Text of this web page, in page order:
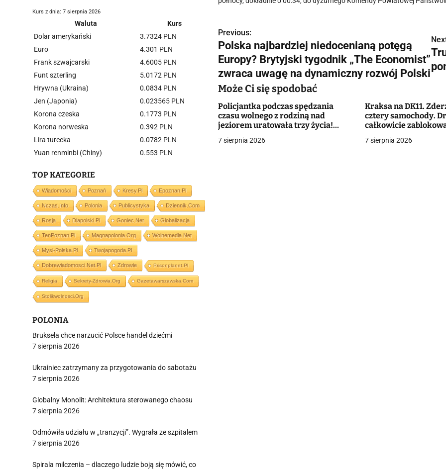
N
a
w
i
g
a
Previous:
Polska najbardziej niedocenianą potęgą
Europy? Brytyjski tygodnik „The Economist”
zwraca uwagę na dynamiczny rozwój Polski
Może Ci się spodobać
Policjantka podczas spędzania
czasu wolnego z rodziną nad
jeziorem uratowała trzy życia!
7 sierpnia 2026
Kraksa na DK11.
cztery samochody.
całkowicie
7 sierpnia 2026
Kurs z dnia: 7 sierpnia 2026
Waluta
Kurs
Dolar amerykański
3.7324 PLN
Euro
4.301 PLN
Frank szwajcarski
4.6005 PLN
Funt szterling
5.0172 PLN
Hrywna (Ukraina)
0.0834 PLN
Jen (Japonia)
0.023565 PLN
Korona czeska
0.1773 PLN
Korona norweska
0.392 PLN
Lira turecka
0.0782 PLN
Yuan renminbi (Chiny)
0.553 PLN
TOP KATEGORIE
Wiadomości Poznań Kresy.pl Epoznan.pl
Nczas.info Polonia Publicystyka Dziennik.com
Rosja Dlapolski.pl Goniec.net Globalizacja
TenPoznan.pl Magnapolonia.org Wolnemedia.net
Mysl-Polska.pl Twojapogoda.pl
Dobrewiadomosci.net.pl Zdrowie Prisonplanet.pl
Religia Sekrety-Zdrowia.org Gazetawarszawska.com
Stolikwolnosci.org
POLONIA
Bruksela chce narzucić Polsce handel dziećmi
7 sierpnia 2026
Ukrainiec zatrzymany za przygotowania do sabotażu
7 sierpnia 2026
Globalny Monolit: Architektura sterowanego chaosu
7 sierpnia 2026
Odmówiła udziału w „tranzycji”. Wygrała ze szpitalem
7 sierpnia 2026
Spirala milczenia – dlaczego ludzie boją się mówić, co